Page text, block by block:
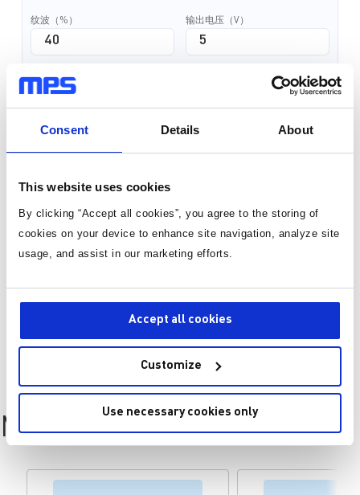
Consent Details About
This website uses cookies
By clicking “Accept all cookies”, you agree to the storing of
cookies on your device to enhance site navigation, analyze site
usage, and assist in our marketing efforts.
Accept all cookies
Customize
Use necessary cookies only
纹波（%） 输出电压（V）
最大输出电流（A）
基于额定数值进行计算
MP29368 Resources